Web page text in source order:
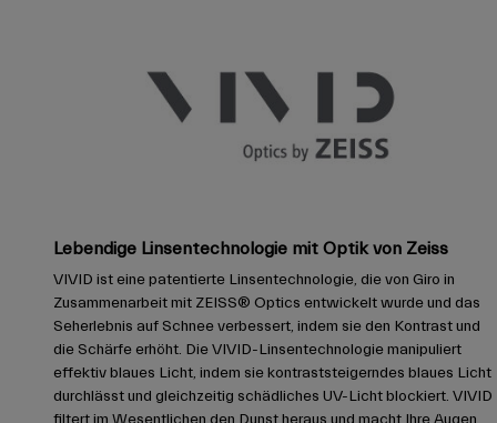
Lebendige Linsentechnologie mit Optik von Zeiss
VIVID ist eine patentierte Linsentechnologie, die von Giro in
Zusammenarbeit mit ZEISS® Optics entwickelt wurde und das
Seherlebnis auf Schnee verbessert, indem sie den Kontrast und
die Schärfe erhöht. Die VIVID-Linsentechnologie manipuliert
effektiv blaues Licht, indem sie kontraststeigerndes blaues Licht
durchlässt und gleichzeitig schädliches UV-Licht blockiert. VIVID